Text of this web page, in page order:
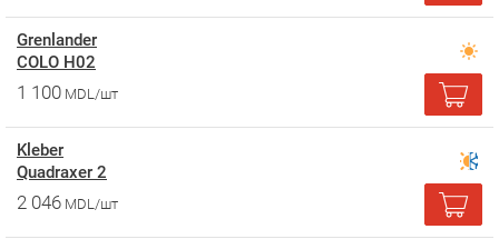
Grenlander
COLO H02
1 100 MDL/шт
Kleber
Quadraxer 2
2 046 MDL/шт